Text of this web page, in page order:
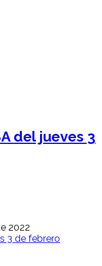
del jueves 3
2022